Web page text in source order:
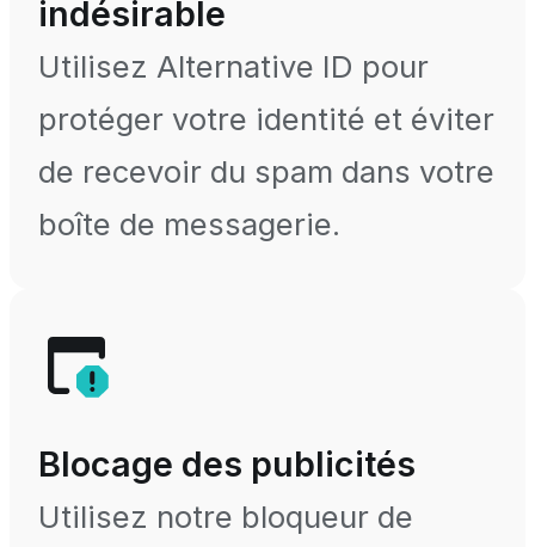
indésirable
Utilisez Alternative ID pour
protéger votre identité et éviter
de recevoir du spam dans votre
boîte de messagerie.
Blocage des publicités
Utilisez notre bloqueur de